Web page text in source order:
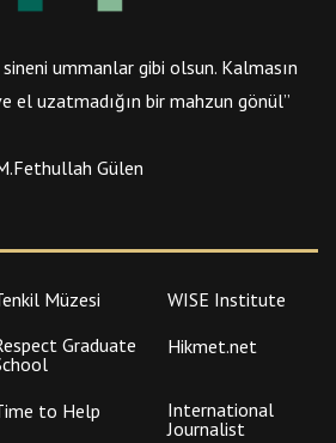
ummanlar gibi olsun. Kalmasın
el uzatmadığın bir mahzun gönül”
Gülen
Müzesi
WISE Institute
Graduate
Hikmet.net
to Help
International
Journalist